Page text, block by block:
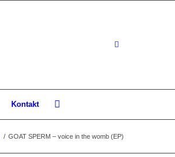
Kontakt
/ GOAT SPERM – voice in the womb (EP)